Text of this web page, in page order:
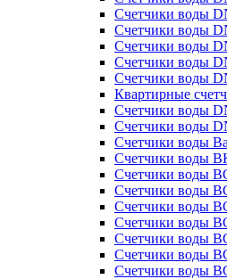
Счетчики воды
Счетчики воды
Счетчики воды
Счетчики воды
Счетчики воды
Квартирные
Счетчики воды
Счетчики воды
Счетчики воды
Счетчики воды
Счетчики воды
Счетчики воды
Счетчики воды
Счетчики воды
Счетчики воды
Счетчики воды
Счетчики воды